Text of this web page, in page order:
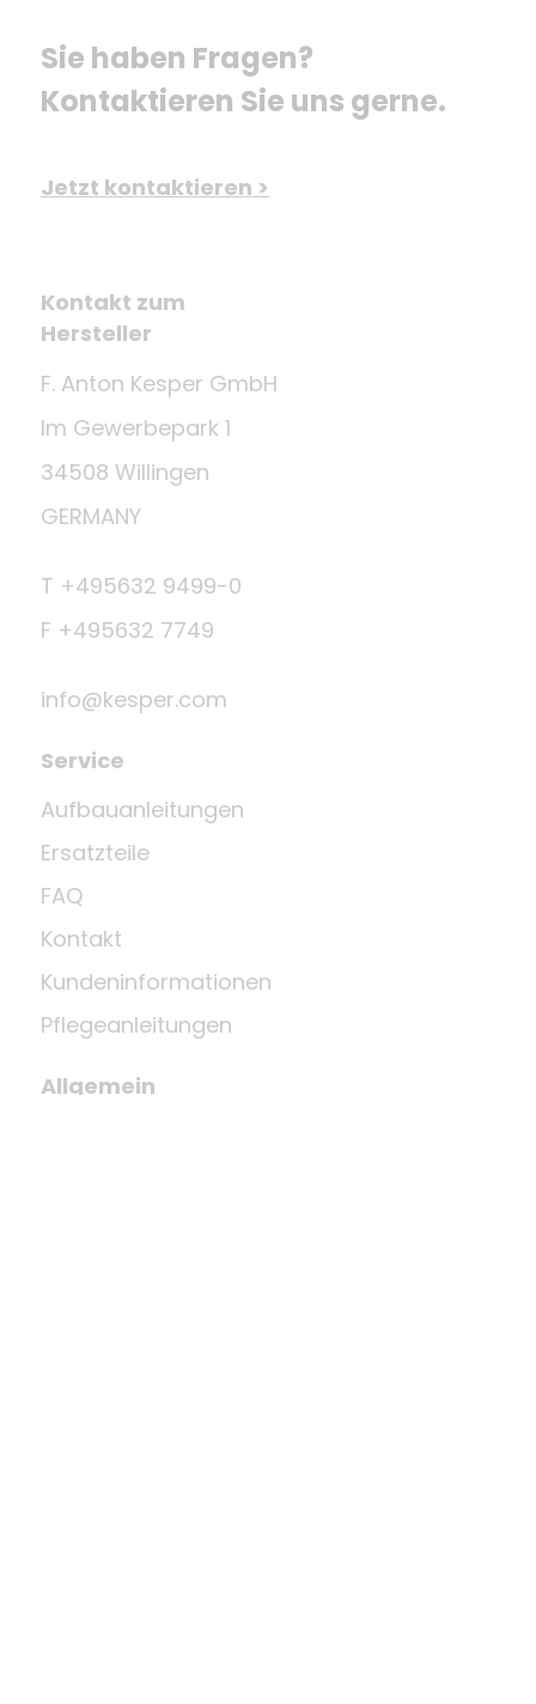
Sie haben Fragen?
Kontaktieren Sie uns gerne.
Jetzt kontaktieren >
Kontakt zum
Hersteller
F. Anton Kesper GmbH
Im Gewerbepark 1
34508 Willingen
GERMANY
T +495632 9499-0
F +495632 7749
info@kesper.com
Service
Aufbauanleitungen
Ersatzteile
FAQ
Kontakt
Kundeninformationen
Pflegeanleitungen
Allgemein